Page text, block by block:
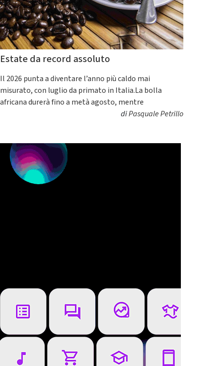
Estate da record assoluto
Il 2026 punta a diventare l’anno più caldo mai
misurato, con luglio da primato in Italia.La bolla
africana durerà fino a metà agosto, mentre
diPasquale Petrillo